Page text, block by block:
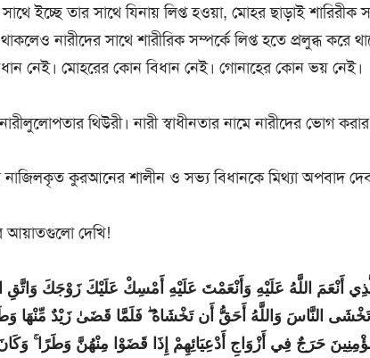
ইচ্ছে তার সাথে যিনায় লিপ্ত হওয়া, মোহর ছাড়াই শারিরীক
নারীদের সাথে শারীরিক সম্পর্কে লিপ্ত হতে প্রলুব্ধ করে
নেই। মোহরের কোন বিধান নেই। গোনাহের কোন ভয় নেই।
থিউরী। নারী স্বাধীনতার নামে নারীদের ভোগ
কুরআনের শালীন ও সভ্য বিধানকে মিথ্যা অপবাদ
আয়াতগুলো দেখি!
أَنْعَمَ اللَّهُ عَلَيْهِ وَأَنْعَمْتَ عَلَيْهِ أَمْسِكْ عَلَيْكَ زَوْجَكَ
النَّاسَ وَاللَّهُ أَحَقُّ أَن تَخْشَاهُ ۖ فَلَمَّا قَضَىٰ زَيْدٌ مِّنْهَا
حَرَجٌ فِي أَزْوَاجِ أَدْعِيَائِهِمْ إِذَا قَضَوْا مِنْهُنَّ وَطَرًا ۚ وَكَانَ أَمْرُ